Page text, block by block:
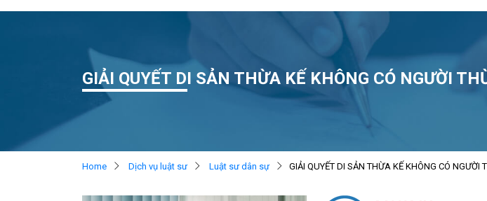
GIẢI QUYẾT DI SẢN THỪA KẾ KHÔNG CÓ NGƯỜI
Home Dịch vụ luật sư Luật sư dân sự GIẢI QUYẾT DI SẢN THỪA KẾ KHÔNG CÓ NGƯỜI